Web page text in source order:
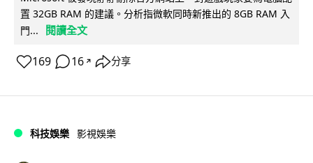
置 32GB RAM 的建議。分析指微軟同時新推出的 8GB RAM 入
門...
閱讀全文
169 16 ↗ 分享
科技娛樂 影視娛樂